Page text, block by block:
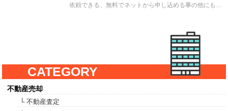
依頼できる、無料でネットから申し込める事の他にも…
CATEGORY
不動産売却
└ 不動産査定